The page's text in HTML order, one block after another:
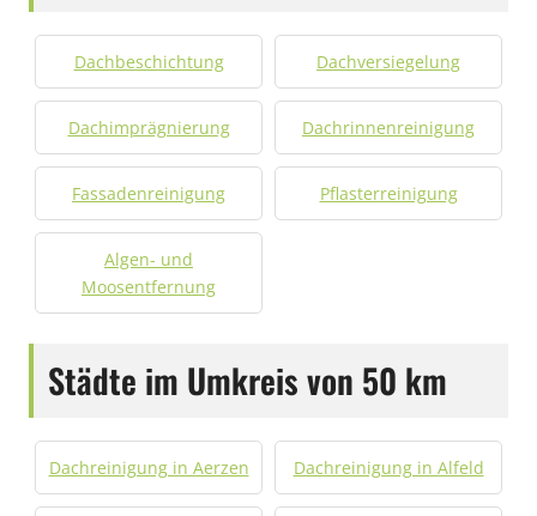
Dachbeschichtung Dachversiegelung
Dachimprägnierung Dachrinnenreinigung
Fassadenreinigung Pflasterreinigung
Algen- und
Moosentfernung
Städte im Umkreis von 50 km
Dachreinigung in Aerzen Dachreinigung in Alfeld